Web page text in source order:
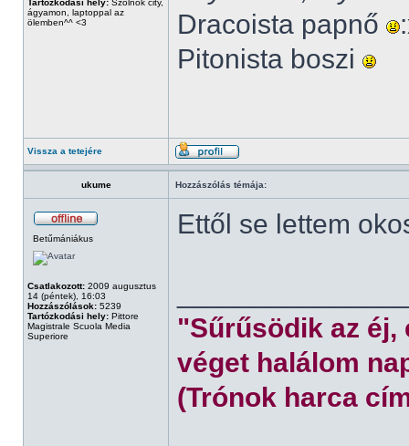
Tartózkodási hely: Szolnok city,
ágyamon, laptoppal az
ölemben^^ <3
Dracoista papnő
Pitonista boszi
Vissza a tetejére
ukume Hozzászólás témája:
Betűmániákus
Csatlakozott: 2009 augusztus
14 (péntek), 16:03
Hozzászólások: 5239
Tartózkodási hely: Pittore
Magistrale Scuola Media
Superiore
Ettől se lettem
"Sűrűsödik az éj,
véget halálom
(Trónok harca